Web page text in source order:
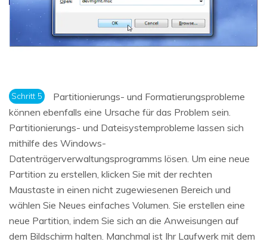
Schritt 5
Partitionierungs- und Formatierungsprobleme
können ebenfalls eine Ursache für das Problem sein.
Partitionierungs- und Dateisystemprobleme lassen sich
mithilfe des Windows-
Datenträgerverwaltungsprogramms lösen. Um eine neue
Partition zu erstellen, klicken Sie mit der rechten
Maustaste in einen nicht zugewiesenen Bereich und
wählen Sie Neues einfaches Volumen. Sie erstellen eine
neue Partition, indem Sie sich an die Anweisungen auf
dem Bildschirm halten. Manchmal ist Ihr Laufwerk mit dem